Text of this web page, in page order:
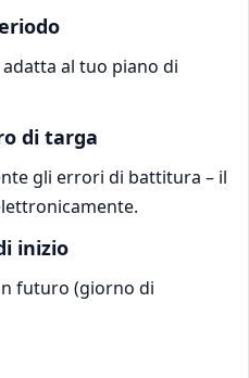
al tuo piano di
di targa
gli errori di battitura – il
inizio
futuro (giorno di